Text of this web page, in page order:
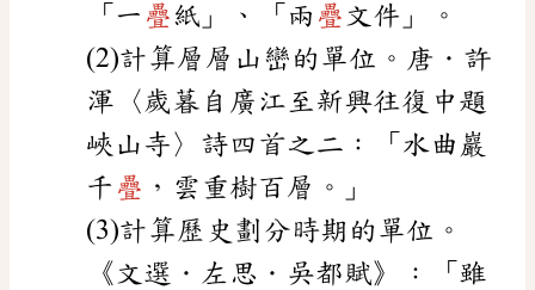
「一 疊紙」、「兩 疊 文件」。
(2)計算層層山巒的單位。唐．許
渾〈歲暮自廣江至新興往復中題
峽山寺〉詩四首之二：「水曲巖
千 疊 ，雲重樹百層。」
(3)計算歷史劃分時期的單位。
《文選．左思．吳都賦》：「雖